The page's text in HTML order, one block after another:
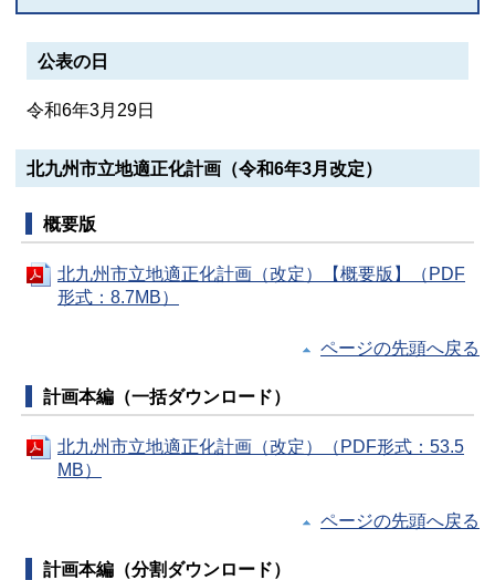
公表の日
令和6年3月29日
北九州市立地適正化計画（令和6年3月改定）
概要版
北九州市立地適正化計画（改定）【概要版】（PDF
形式：8.7MB）
ページの先頭へ戻る
計画本編（一括ダウンロード）
北九州市立地適正化計画（改定）（PDF形式：53.5
MB）
ページの先頭へ戻る
計画本編（分割ダウンロード）